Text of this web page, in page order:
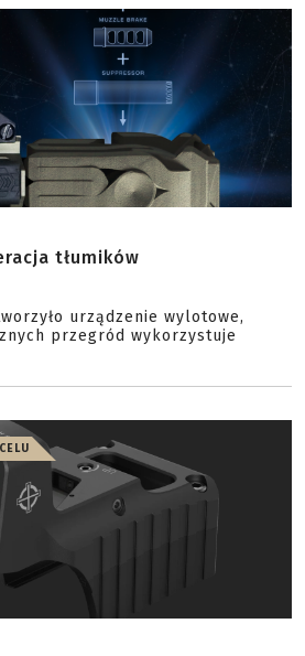
tłumików
urządzenie wylotowe,
przegród wykorzystuje